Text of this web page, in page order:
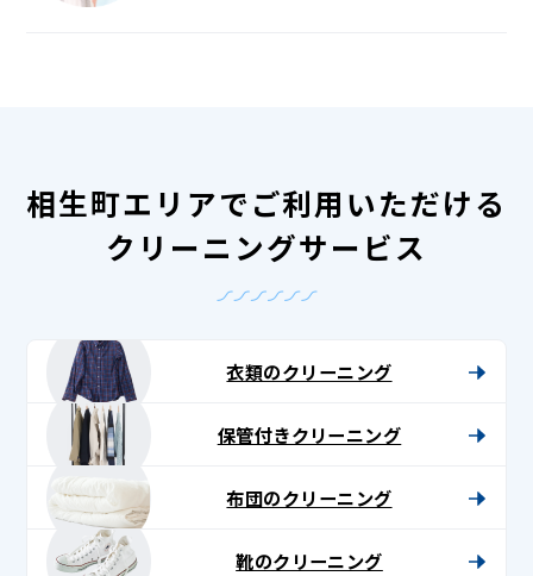
相生町エリアでご利用いただける
クリーニングサービス
衣類のクリーニング
保管付きクリーニング
布団のクリーニング
靴のクリーニング